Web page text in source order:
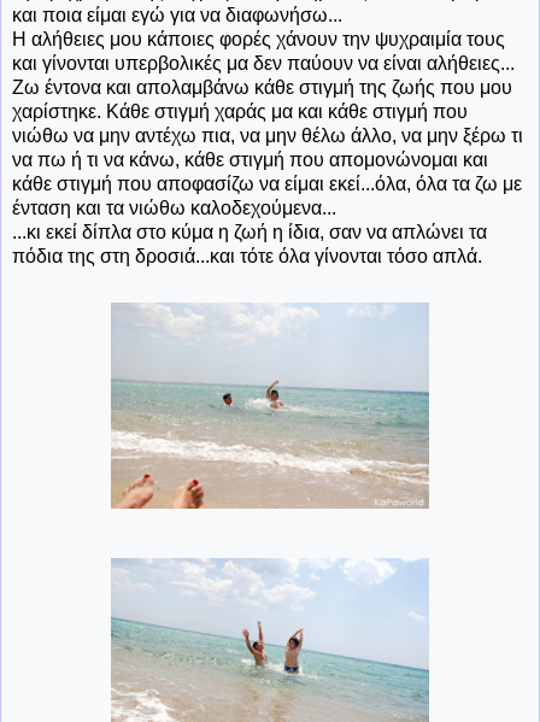
και ποια είμαι εγώ για να διαφωνήσω...
Η αλήθειες μου κάποιες φορές χάνουν την ψυχραιμία τους
και γίνονται υπερβολικές μα δεν παύουν να είναι αλήθειες...
Ζω έντονα και απολαμβάνω κάθε στιγμή της ζωής που μου
χαρίστηκε. Κάθε στιγμή χαράς μα και κάθε στιγμή που
νιώθω να μην αντέχω πια, να μην θέλω άλλο, να μην ξέρω τι
να πω ή τι να κάνω, κάθε στιγμή που απομονώνομαι και
κάθε στιγμή που αποφασίζω να είμαι εκεί...όλα, όλα τα ζω με
ένταση και τα νιώθω καλοδεχούμενα...
...κι εκεί δίπλα στο κύμα η ζωή η ίδια, σαν να απλώνει τα
πόδια της στη δροσιά...και τότε όλα γίνονται τόσο απλά.